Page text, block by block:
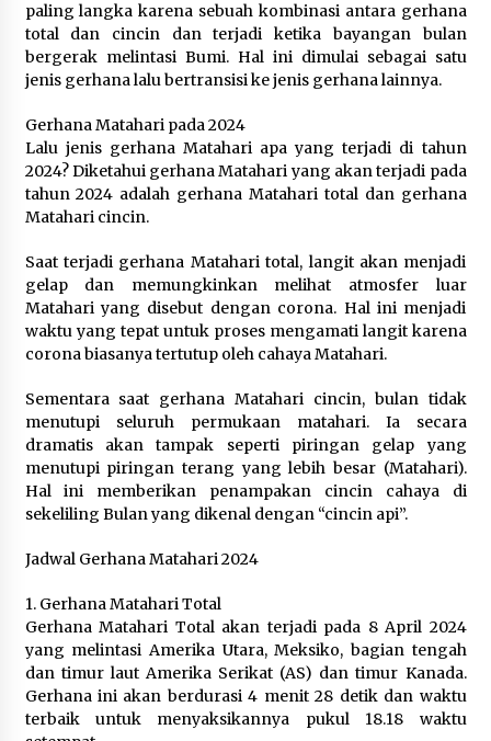
3 hari ago
paling langka karena sebuah kombinasi antara gerhana
total dan cincin dan terjadi ketika bayangan bulan
bergerak melintasi Bumi. Hal ini dimulai sebagai satu
jenis gerhana lalu bertransisi ke jenis gerhana lainnya.
Gerhana Matahari pada 2024
Lalu jenis gerhana Matahari apa yang terjadi di tahun
2024? Diketahui gerhana Matahari yang akan terjadi pada
tahun 2024 adalah gerhana Matahari total dan gerhana
Matahari cincin.
Saat terjadi gerhana Matahari total, langit akan menjadi
gelap dan memungkinkan melihat atmosfer luar
Matahari yang disebut dengan corona. Hal ini menjadi
waktu yang tepat untuk proses mengamati langit karena
corona biasanya tertutup oleh cahaya Matahari.
Sementara saat gerhana Matahari cincin, bulan tidak
menutupi seluruh permukaan matahari. Ia secara
dramatis akan tampak seperti piringan gelap yang
menutupi piringan terang yang lebih besar (Matahari).
Hal ini memberikan penampakan cincin cahaya di
sekeliling Bulan yang dikenal dengan “cincin api”.
Jadwal Gerhana Matahari 2024
1. Gerhana Matahari Total
Gerhana Matahari Total akan terjadi pada 8 April 2024
yang melintasi Amerika Utara, Meksiko, bagian tengah
dan timur laut Amerika Serikat (AS) dan timur Kanada.
Gerhana ini akan berdurasi 4 menit 28 detik dan waktu
terbaik untuk menyaksikannya pukul 18.18 waktu